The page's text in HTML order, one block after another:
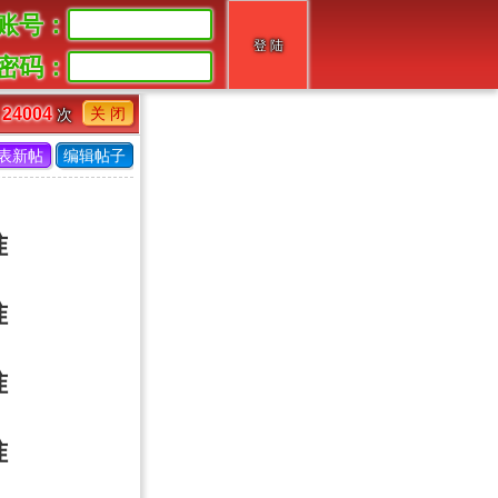
号：
码：
24004次 关 闭
新帖 编辑帖子